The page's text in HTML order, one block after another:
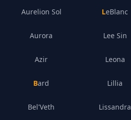
Aurelion Sol
Aurora
Azir
Bard
Bel'Veth
LeBlanc
Lee Sin
Leona
Lillia
Lissandra